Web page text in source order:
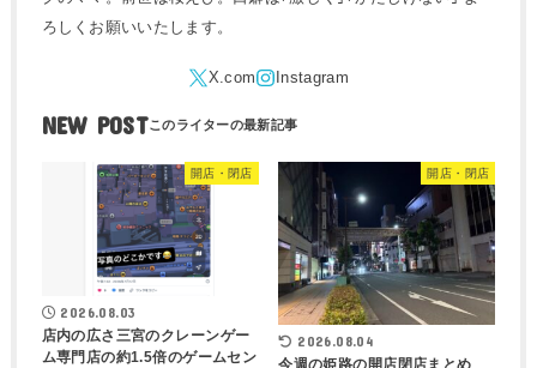
ろしくお願いいたします。
NEW POST
開店・閉店
2026.08.03
店内の広さ三宮のクレーンゲー
ム専門店の約1.5倍のゲームセン
開店・閉店
2026.08.04
今週の姫路の開店閉店まとめ